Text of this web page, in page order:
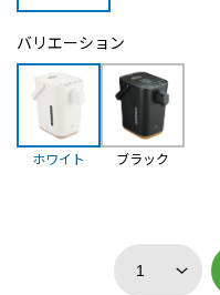
バリエーション
ホワイト ブラック